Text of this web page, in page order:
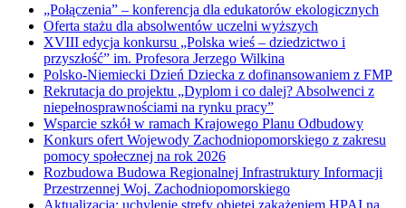
„Połączenia” – konferencja dla edukatorów ekologicznych
Oferta stażu dla absolwentów uczelni wyższych
XVIII edycja konkursu „Polska wieś – dziedzictwo i
przyszłość” im. Profesora Jerzego Wilkina
Polsko-Niemiecki Dzień Dziecka z dofinansowaniem z FMP
Rekrutacja do projektu „Dyplom i co dalej? Absolwenci z
niepełnosprawnościami na rynku pracy”
Wsparcie szkół w ramach Krajowego Planu Odbudowy
Konkurs ofert Wojewody Zachodniopomorskiego z zakresu
pomocy społecznej na rok 2026
Rozbudowa Budowa Regionalnej Infrastruktury Informacji
Przestrzennej Woj. Zachodniopomorskiego
Aktualizacja: uchylenie strefy objętej zakażeniem HPAI na